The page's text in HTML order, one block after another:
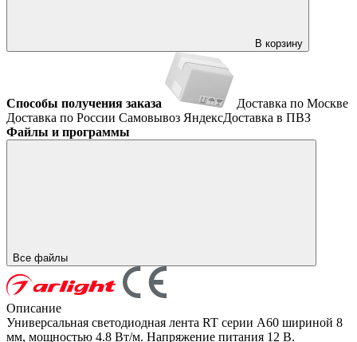
В корзину
Способы получения заказа
Доставка по Москве
Доставка по России Самовывоз ЯндексДоставка в ПВЗ
Файлы и программы
Все файлы
Описание
Универсальная светодиодная лента RT серии A60 шириной 8
мм, мощностью 4.8 Вт/м. Напряжение питания 12 В.